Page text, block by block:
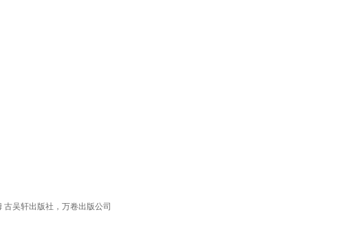
吴轩出版社，万卷出版公司